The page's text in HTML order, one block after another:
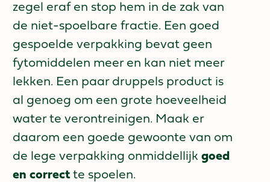
zegel eraf en stop hem in de zak van
de niet-spoelbare fractie. Een goed
gespoelde verpakking bevat geen
fytomiddelen meer en kan niet meer
lekken. Een paar druppels product is
al genoeg om een grote hoeveelheid
water te verontreinigen. Maak er
daarom een goede gewoonte van om
de lege verpakking onmiddellijk goed
en correctte spoelen.